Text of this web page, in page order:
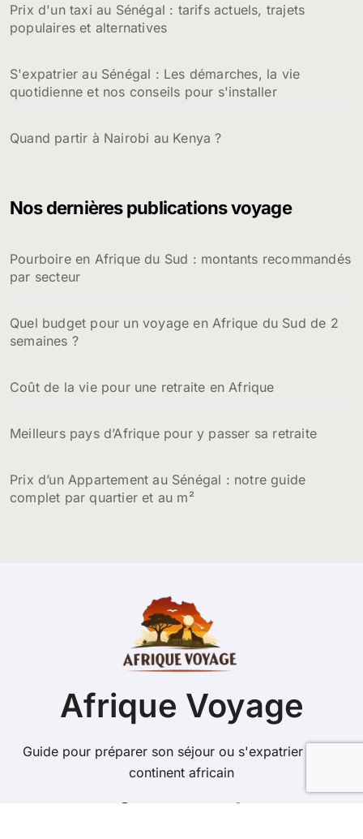
Prix d'un taxi au Sénégal : tarifs actuels, trajets
populaires et alternatives
S'expatrier au Sénégal : Les démarches, la vie
quotidienne et nos conseils pour s'installer
Quand partir à Nairobi au Kenya ?
Nos dernières publications voyage
Pourboire en Afrique du Sud : montants recommandés
par secteur
Quel budget pour un voyage en Afrique du Sud de 2
semaines ?
Coût de la vie pour une retraite en Afrique
Meilleurs pays d’Afrique pour y passer sa retraite
Prix d’un Appartement au Sénégal : notre guide
complet par quartier et au m²
Afrique Voyage
Guide pour préparer son séjour ou s'expatrier sur le
continent africain